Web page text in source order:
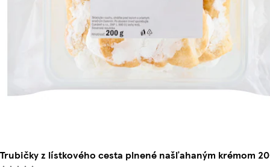
Trubičky z lístkového cesta plnené našľahaným krémom